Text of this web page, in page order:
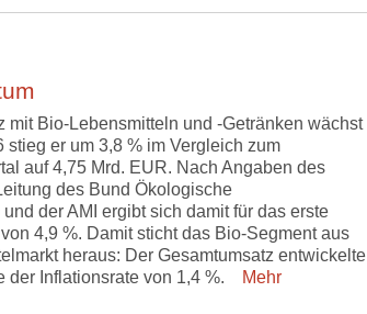
mit Bio-Lebensmitteln und -Getränken wächst
er um 3,8 % im Vergleich zum
auf 4,75 Mrd. EUR. Nach Angaben des
des Bund Ökologische
der AMI ergibt sich damit für das erste
4,9 %. Damit sticht das Bio-Segment aus
heraus: Der Gesamtumsatz entwickelte
Inflationsrate von 1,4 %.
Mehr